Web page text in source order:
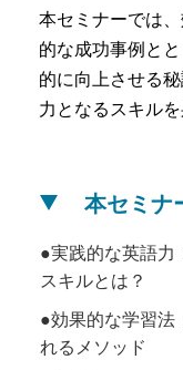
本セミナーでは
的な成功事例と
的に向上させる
力となるスキル
本セミナ
実践的な英語力
スキルとは？
効果的な学習法
れるメソッド